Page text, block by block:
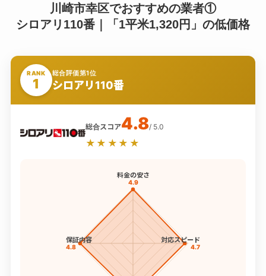
川崎市幸区でおすすめの業者①
シロアリ110番｜「1平米1,320円」の低価格
RANK
1
総合評価第1位
シロアリ110番
総合スコア4.8/ 5.0
★★★★★
料金の安さ
4.9
対応スピード
4.7
保証内容
4.8